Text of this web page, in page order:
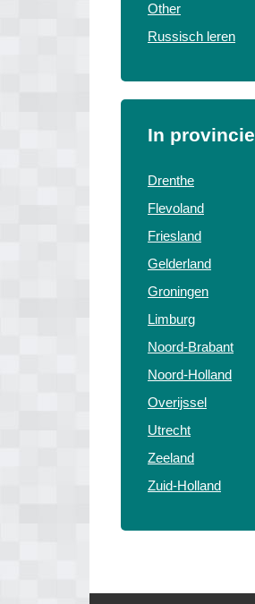
Other
Russisch leren
In provincie
Drenthe
Flevoland
Friesland
Gelderland
Groningen
Limburg
Noord-Brabant
Noord-Holland
Overijssel
Utrecht
Zeeland
Zuid-Holland